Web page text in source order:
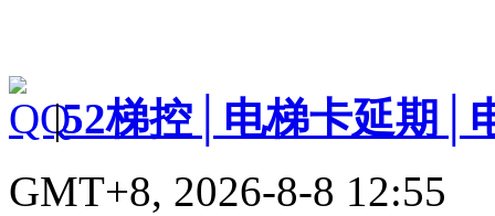
|52梯控│电梯卡延期│
GMT+8, 2026-8-8 12:55